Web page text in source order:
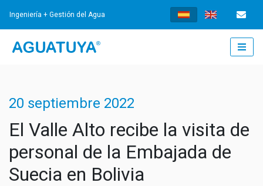
Ingeniería + Gestión del Agua
INGENIERÍA
20 septiembre 2022
El Valle Alto recibe la visita de
personal de la Embajada de
Suecia en Bolivia